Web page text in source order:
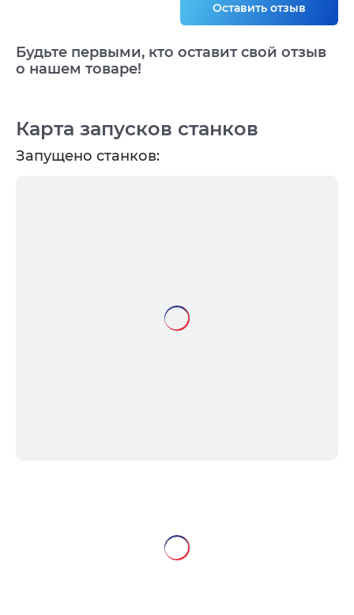
Карта запусков станков
Запущено станков:
Оставить отзыв
Будьте первыми, кто оставит свой отзыв
о нашем товаре!